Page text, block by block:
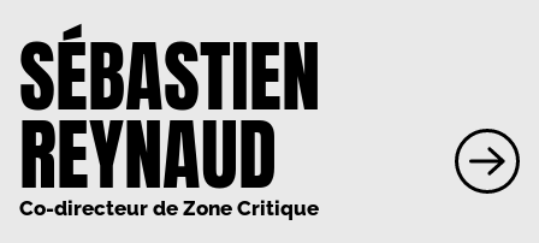
SÉBASTIEN
REYNAUD
Co-directeur de Zone Critique